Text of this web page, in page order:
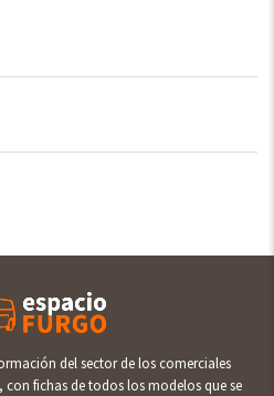
del sector de los comerciales
fichas de todos los modelos que se